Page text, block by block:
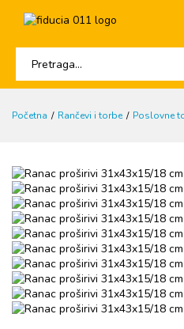
Početna Rančevi i torbe Poslovne